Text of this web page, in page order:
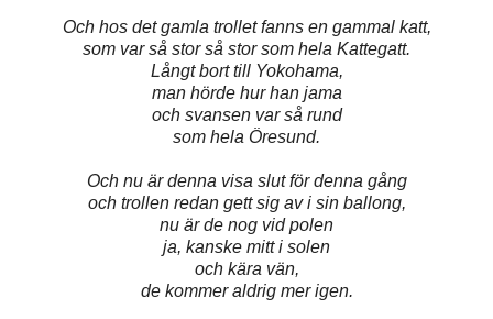
Och hos det gamla trollet fanns en gammal katt,
som var så stor så stor som hela Kattegatt.
Långt bort till Yokohama,
man hörde hur han jama
och svansen var så rund
som hela Öresund.
Och nu är denna visa slut för denna gång
och trollen redan gett sig av i sin ballong,
nu är de nog vid polen
ja, kanske mitt i solen
och kära vän,
de kommer aldrig mer igen.